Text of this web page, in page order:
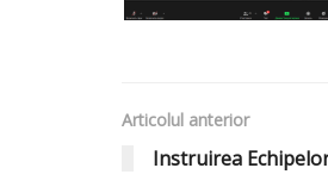
Articolul anterior
Instruirea